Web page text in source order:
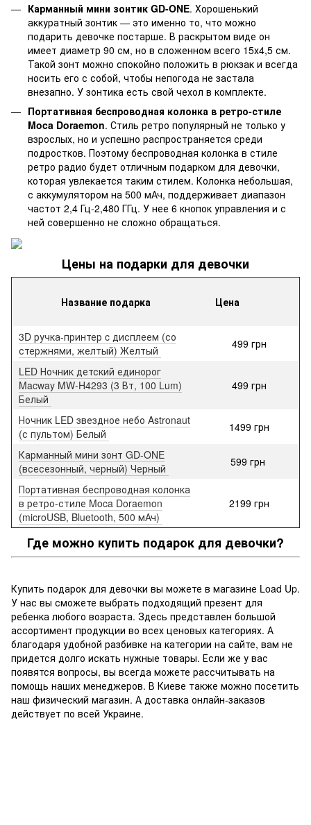
Карманный мини зонтик GD-ONE. Хорошенький
аккуратный зонтик — это именно то, что можно
подарить девочке постарше. В раскрытом виде он
имеет диаметр 90 см, но в сложенном всего 15х4,5 см.
Такой зонт можно спокойно положить в рюкзак и всегда
носить его с собой, чтобы непогода не застала
внезапно. У зонтика есть свой чехол в комплекте.
Портативная беспроводная колонка в ретро-стиле
Moca Doraemon. Стиль ретро популярный не только у
взрослых, но и успешно распространяется среди
подростков. Поэтому беспроводная колонка в стиле
ретро радио будет отличным подарком для девочки,
которая увлекается таким стилем. Колонка небольшая,
с аккумулятором на 500 мАч, поддерживает диапазон
частот 2,4 Гц-2,480 ГГц. У нее 6 кнопок управления и с
ней совершенно не сложно обращаться.
Цены на подарки для девочки
Название подарка Цена
3D ручка-принтер c дисплеем (со
стержнями, желтый) Желтый
499 грн
LED Ночник детский единорог
Macway MW-H4293 (3 Вт, 100 Lum)
Белый
499 грн
Ночник LED звездное небо Astronaut
(с пультом) Белый
1499 грн
Карманный мини зонт GD-ONE
(всесезонный, черный) Черный
599 грн
Портативная беспроводная колонка
в ретро-стиле Moca Doraemon
(microUSB, Bluetooth, 500 мАч)
2199 грн
Где можно купить подарок для девочки?
Купить подарок для девочки вы можете в магазине Load Up.
У нас вы сможете выбрать подходящий презент для
ребенка любого возраста. Здесь представлен большой
ассортимент продукции во всех ценовых категориях. А
благодаря удобной разбивке на категории на сайте, вам не
придется долго искать нужные товары. Если же у вас
появятся вопросы, вы всегда можете рассчитывать на
помощь наших менеджеров. В Киеве также можно посетить
наш физический магазин. А доставка онлайн-заказов
действует по всей Украине.